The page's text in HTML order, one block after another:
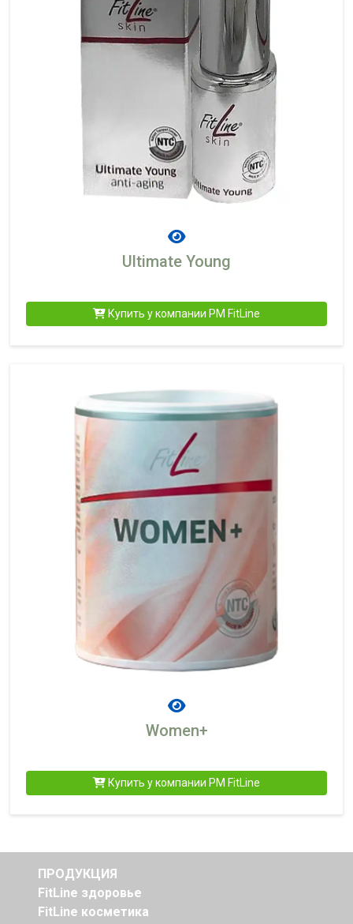
Ultimate Young
Купить у компании PM FitLine
Women+
Купить у компании PM FitLine
ПРОДУКЦИЯ
FitLine здоровье
FitLine косметика